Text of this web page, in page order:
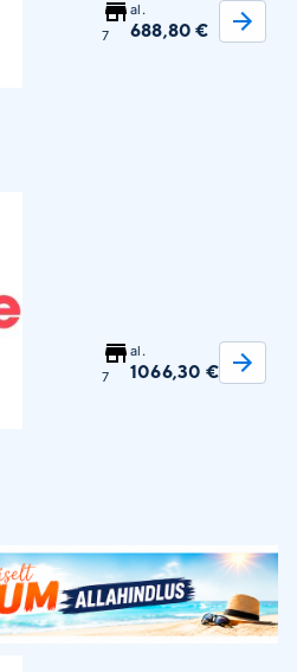
7
al.
688,80 €
7
al.
1066,30 €